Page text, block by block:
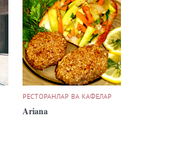
РЕСТОРАНЛАР ВА КАФЕЛАР
Ariana